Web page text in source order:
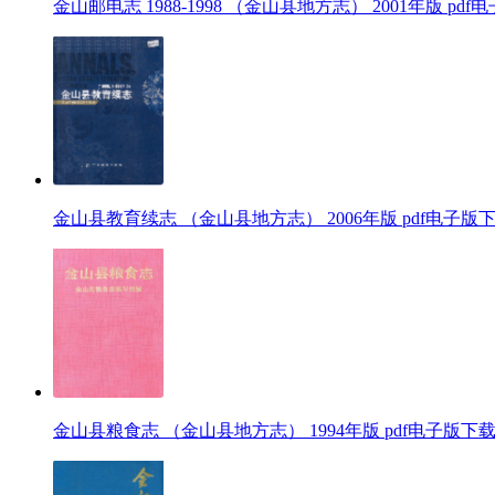
金山邮电志 1988-1998 （金山县地方志） 2001年版 pdf电
金山县教育续志 （金山县地方志） 2006年版 pdf电子版
金山县粮食志 （金山县地方志） 1994年版 pdf电子版下载